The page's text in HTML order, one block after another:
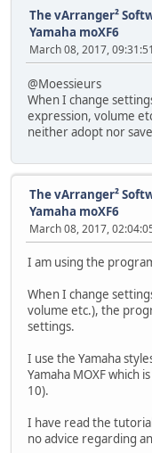
The vArranger²
Yamaha moXF6
March 08, 2017,
@Moessieurs
When I change
expression, volume
neither adopt nor
The vArranger²
Yamaha moXF6
March 08, 2017,
I am using the
When I change
volume etc.), the
settings.
I use the Yamaha
Yamaha MOXF which
10).
I have read the
no advice regarding